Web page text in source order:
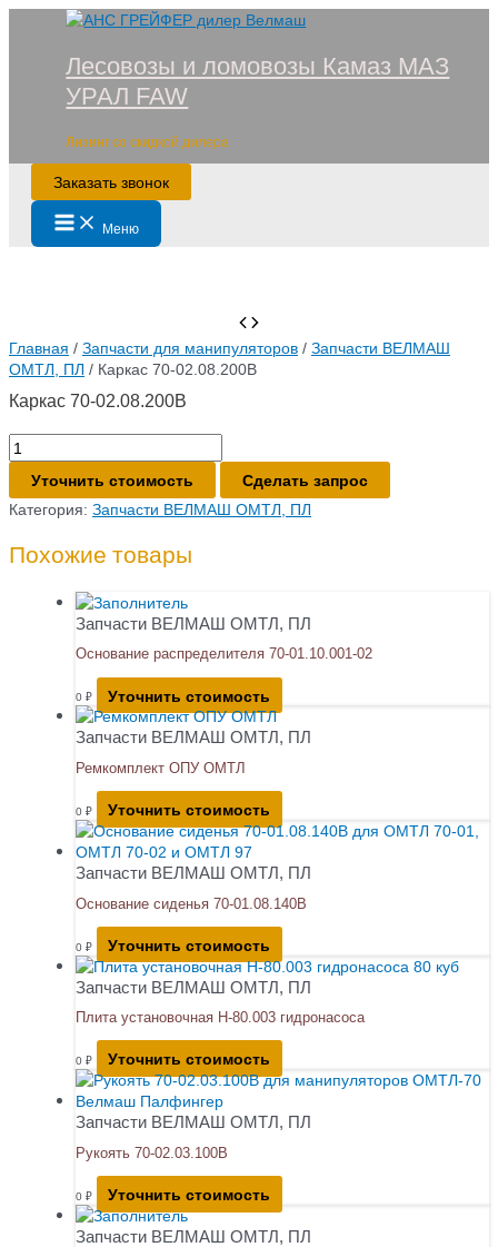
Лесовозы и ломовозы Камаз МАЗ
УРАЛ FAW
Лизинг со скидкой дилера
Заказать звонок
Меню
Главная / Запчасти для манипуляторов / Запчасти ВЕЛМАШ
ОМТЛ, ПЛ / Каркас 70-02.08.200В
Каркас 70-02.08.200В
Уточнить стоимость
Сделать запрос
Категория: Запчасти ВЕЛМАШ ОМТЛ, ПЛ
Похожие товары
Запчасти ВЕЛМАШ ОМТЛ, ПЛ
Основание распределителя 70-01.10.001-02
0 ₽ Уточнить стоимость
Запчасти ВЕЛМАШ ОМТЛ, ПЛ
Ремкомплект ОПУ ОМТЛ
0 ₽ Уточнить стоимость
Запчасти ВЕЛМАШ ОМТЛ, ПЛ
Основание сиденья 70-01.08.140В
0 ₽ Уточнить стоимость
Запчасти ВЕЛМАШ ОМТЛ, ПЛ
Плита установочная Н-80.003 гидронасоса
0 ₽ Уточнить стоимость
Запчасти ВЕЛМАШ ОМТЛ, ПЛ
Рукоять 70-02.03.100В
0 ₽ Уточнить стоимость
Запчасти ВЕЛМАШ ОМТЛ, ПЛ